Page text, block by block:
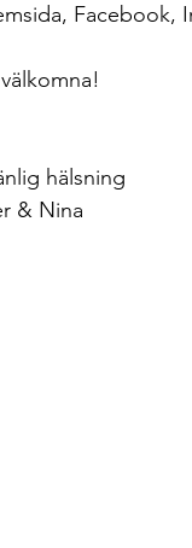
Facebook,
hälsning
& Nina